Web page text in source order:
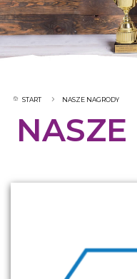
START NASZE NAGRODY